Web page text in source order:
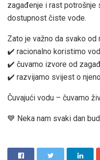
zagađenje i rast potrošnje
dostupnost čiste vode.
Zato je važno da svako od
✔️ racionalno koristimo
✔️ čuvamo izvore od
✔️ razvijamo svijest o
Čuvajući vodu – čuvamo
💙 Neka nam svaki dan